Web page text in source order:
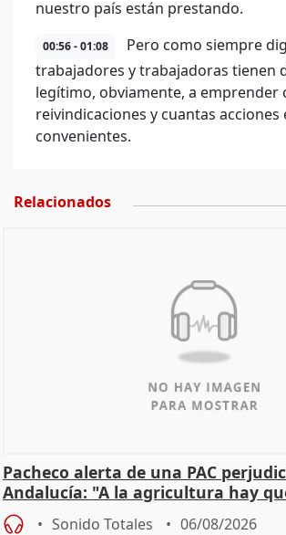
nuestro país están prestando.
00:56 - 01:08
Pero como siempre
trabajadores y trabajadoras tienen
legítimo, obviamente, a emprender
reivindicaciones y cuantas acciones
convenientes.
Relacionados
Pacheco alerta de una PAC
Andalucía: "A la agricultura hay
Sonido Totales 06/08/2026